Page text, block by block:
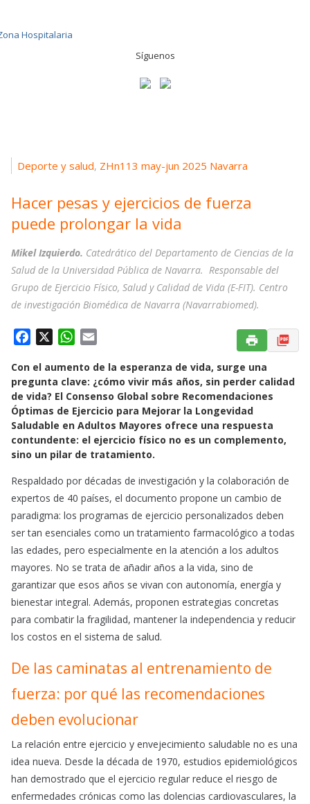
Síguenos
Deporte y salud, ZHn113 may-jun 2025 Navarra
Hacer pesas y ejercicios de fuerza
puede prolongar la vida
Mikel Izquierdo. Catedrático del Departamento de Ciencias de la
Salud de la Universidad Pública de Navarra. Responsable del
Grupo de Ejercicio Físico, Salud y Calidad de Vida (E-FIT). Centro
de investigación Biomédica de Navarra (Navarrabiomed).
c
e
b
o
o
k
W
a
t
s
A
p
p
a
i
l
Con el aumento de la esperanza de vida, surge una
pregunta clave: ¿cómo vivir más años, sin perder calidad
de vida? El Consenso Global sobre Recomendaciones
Óptimas de Ejercicio para Mejorar la Longevidad
Saludable en Adultos Mayores ofrece una respuesta
contundente: el ejercicio físico no es un complemento,
sino un pilar de tratamiento.
Respaldado por décadas de investigación y la colaboración de
expertos de 40 países, el documento propone un cambio de
paradigma: los programas de ejercicio personalizados deben
ser tan esenciales como un tratamiento farmacológico a todas
las edades, pero especialmente en la atención a los adultos
mayores. No se trata de añadir años a la vida, sino de
garantizar que esos años se vivan con autonomía, energía y
bienestar integral. Además, proponen estrategias concretas
para combatir la fragilidad, mantener la independencia y reducir
los costos en el sistema de salud.
De las caminatas al entrenamiento de
fuerza: por qué las recomendaciones
deben evolucionar
La relación entre ejercicio y envejecimiento saludable no es una
idea nueva. Desde la década de 1970, estudios epidemiológicos
han demostrado que el ejercicio regular reduce el riesgo de
enfermedades crónicas como las dolencias cardiovasculares, la